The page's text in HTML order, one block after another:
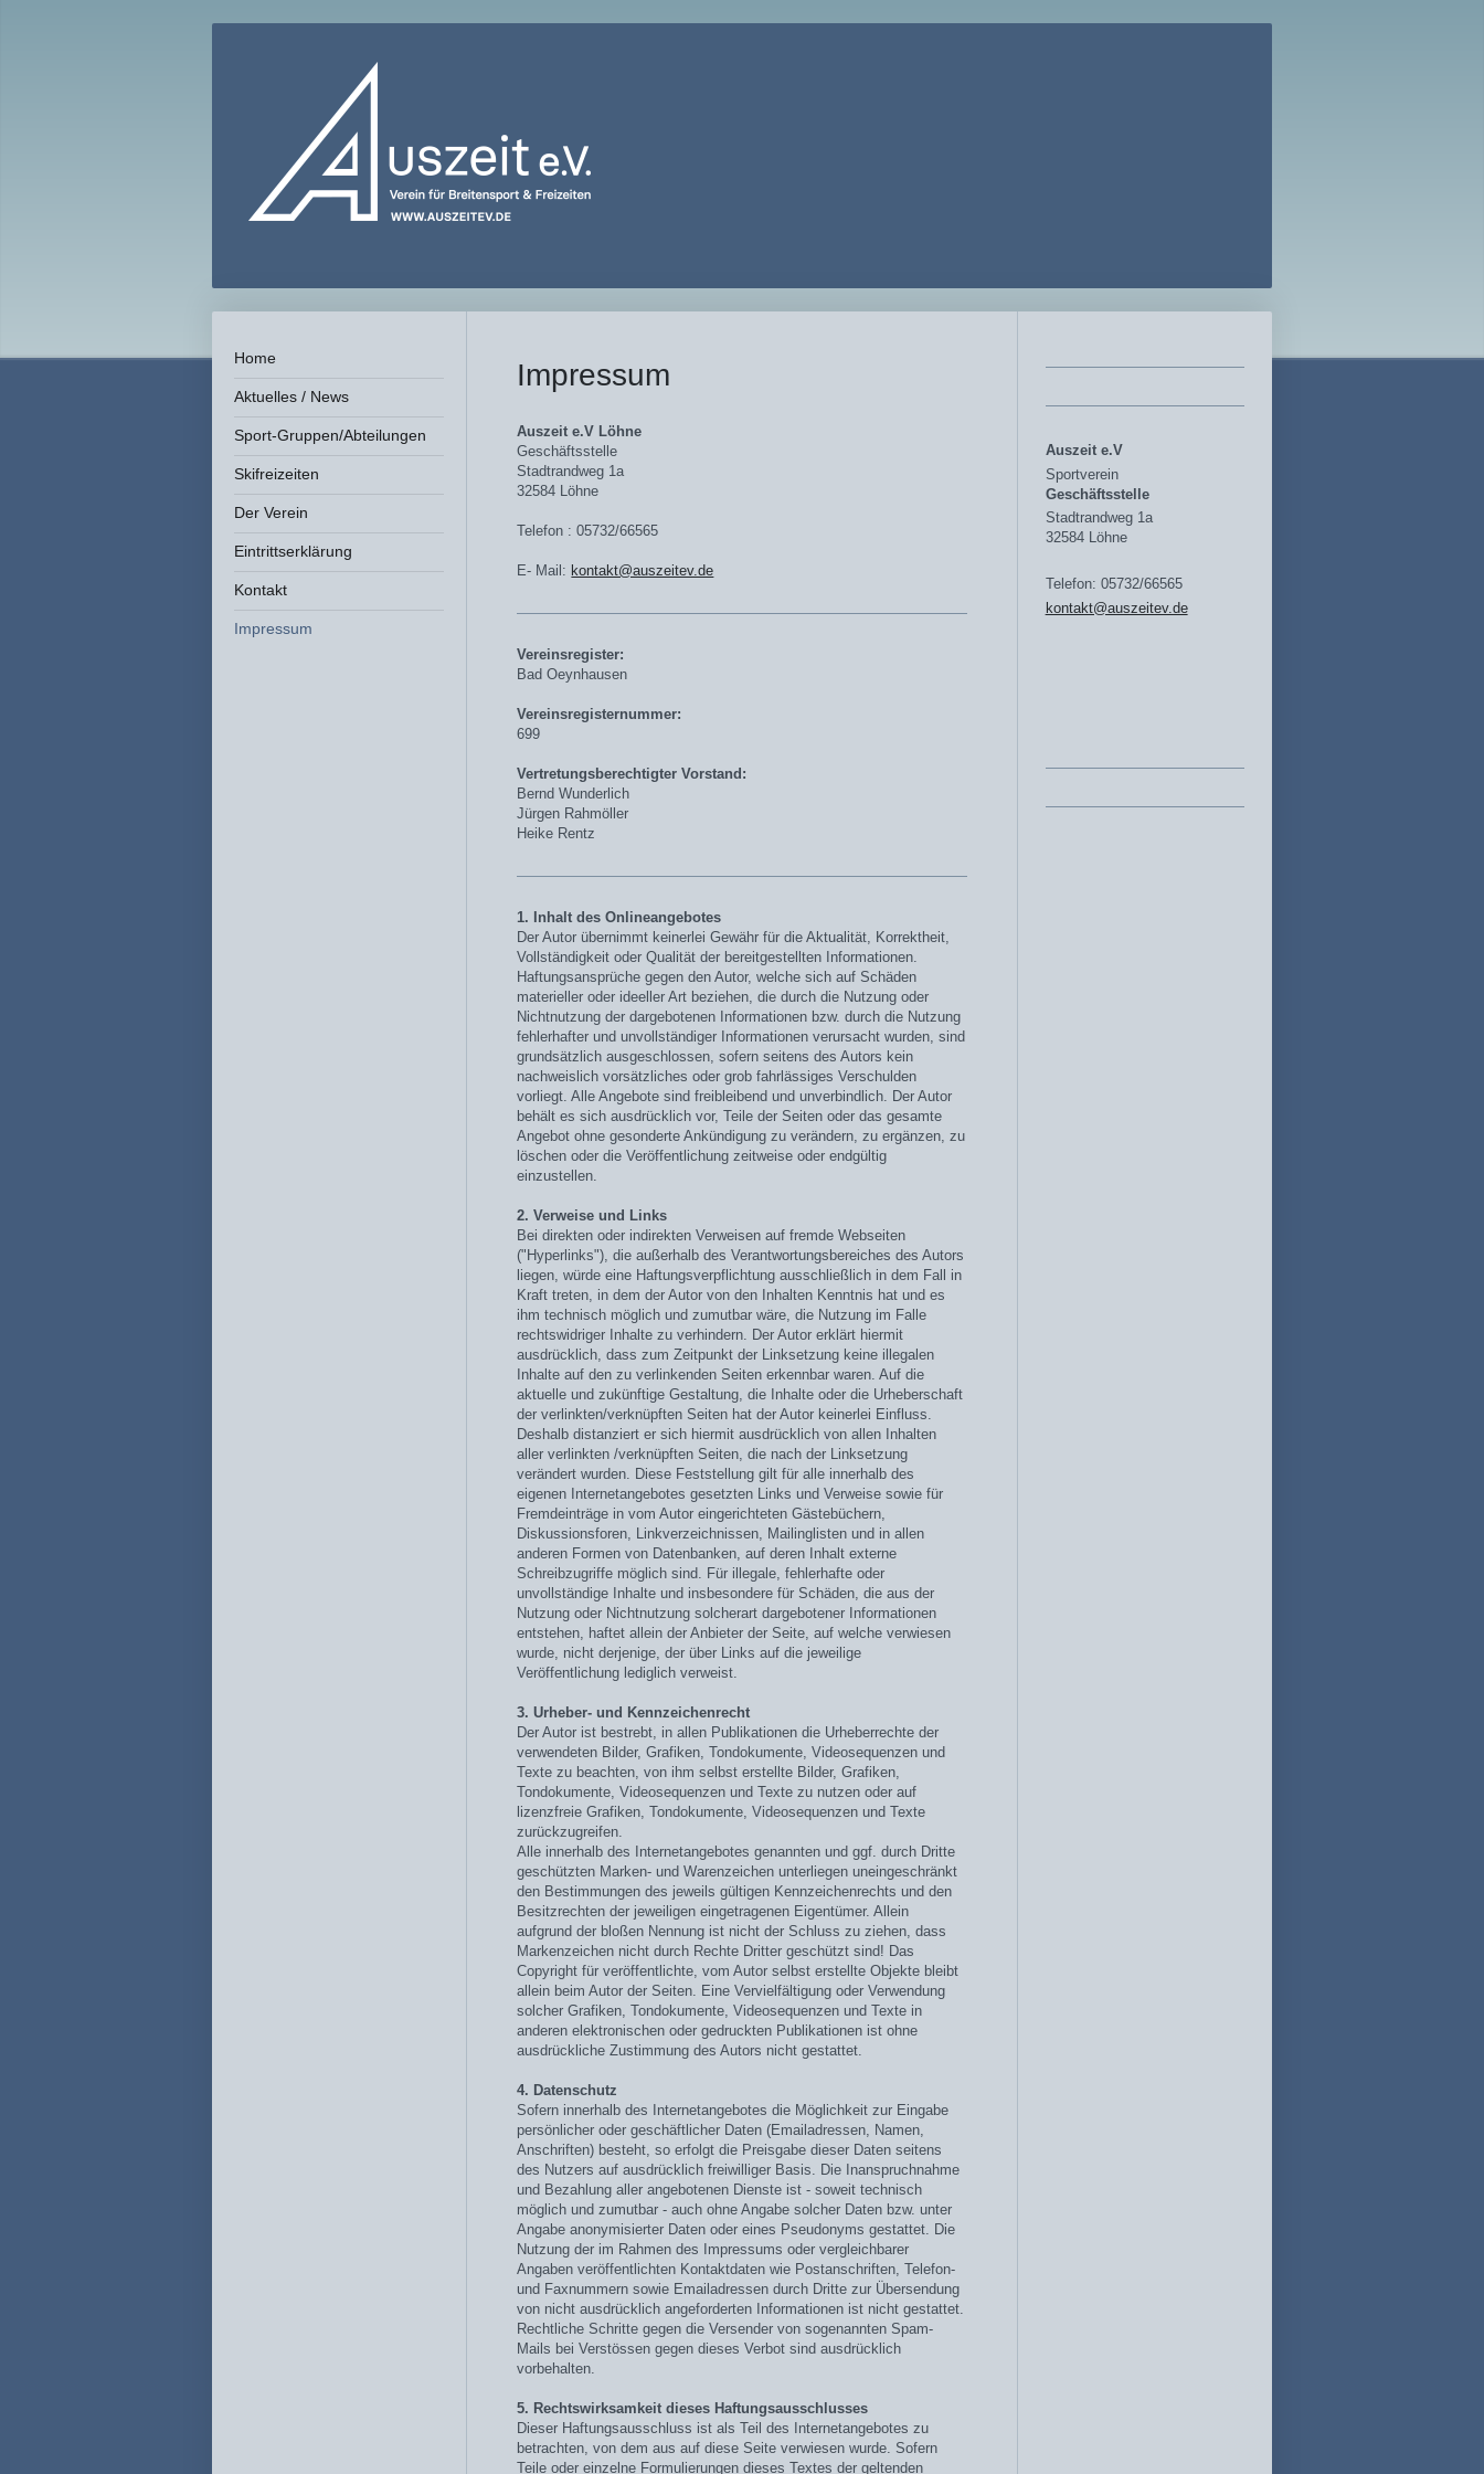
Home
Aktuelles / News
Sport-Gruppen/Abteilungen
Skifreizeiten
Der Verein
Eintrittserklärung
Kontakt
Impressum
Impressum
Auszeit e.V Löhne
Geschäftsstelle
Stadtrandweg 1a
32584 Löhne
Telefon : 05732/66565
E- Mail: kontakt@auszeitev.de
Vereinsregister:
Bad Oeynhausen
Vereinsregisternummer:
699
Vertretungsberechtigter Vorstand:
Bernd Wunderlich
Jürgen Rahmöller
Heike Rentz
1. Inhalt des Onlineangebotes
Der Autor übernimmt keinerlei Gewähr für die Aktualität, Korrektheit,
Vollständigkeit oder Qualität der bereitgestellten Informationen.
Haftungsansprüche gegen den Autor, welche sich auf Schäden
materieller oder ideeller Art beziehen, die durch die Nutzung oder
Nichtnutzung der dargebotenen Informationen bzw. durch die Nutzung
fehlerhafter und unvollständiger Informationen verursacht wurden, sind
grundsätzlich ausgeschlossen, sofern seitens des Autors kein
nachweislich vorsätzliches oder grob fahrlässiges Verschulden
vorliegt. Alle Angebote sind freibleibend und unverbindlich. Der Autor
behält es sich ausdrücklich vor, Teile der Seiten oder das gesamte
Angebot ohne gesonderte Ankündigung zu verändern, zu ergänzen, zu
löschen oder die Veröffentlichung zeitweise oder endgültig
einzustellen.
2. Verweise und Links
Bei direkten oder indirekten Verweisen auf fremde Webseiten
("Hyperlinks"), die außerhalb des Verantwortungsbereiches des Autors
liegen, würde eine Haftungsverpflichtung ausschließlich in dem Fall in
Kraft treten, in dem der Autor von den Inhalten Kenntnis hat und es
ihm technisch möglich und zumutbar wäre, die Nutzung im Falle
rechtswidriger Inhalte zu verhindern. Der Autor erklärt hiermit
ausdrücklich, dass zum Zeitpunkt der Linksetzung keine illegalen
Inhalte auf den zu verlinkenden Seiten erkennbar waren. Auf die
aktuelle und zukünftige Gestaltung, die Inhalte oder die Urheberschaft
der verlinkten/verknüpften Seiten hat der Autor keinerlei Einfluss.
Deshalb distanziert er sich hiermit ausdrücklich von allen Inhalten
aller verlinkten /verknüpften Seiten, die nach der Linksetzung
verändert wurden. Diese Feststellung gilt für alle innerhalb des
eigenen Internetangebotes gesetzten Links und Verweise sowie für
Fremdeinträge in vom Autor eingerichteten Gästebüchern,
Diskussionsforen, Linkverzeichnissen, Mailinglisten und in allen
anderen Formen von Datenbanken, auf deren Inhalt externe
Schreibzugriffe möglich sind. Für illegale, fehlerhafte oder
unvollständige Inhalte und insbesondere für Schäden, die aus der
Nutzung oder Nichtnutzung solcherart dargebotener Informationen
entstehen, haftet allein der Anbieter der Seite, auf welche verwiesen
wurde, nicht derjenige, der über Links auf die jeweilige
Veröffentlichung lediglich verweist.
3. Urheber- und Kennzeichenrecht
Der Autor ist bestrebt, in allen Publikationen die Urheberrechte der
verwendeten Bilder, Grafiken, Tondokumente, Videosequenzen und
Texte zu beachten, von ihm selbst erstellte Bilder, Grafiken,
Tondokumente, Videosequenzen und Texte zu nutzen oder auf
lizenzfreie Grafiken, Tondokumente, Videosequenzen und Texte
zurückzugreifen.
Alle innerhalb des Internetangebotes genannten und ggf. durch Dritte
geschützten Marken- und Warenzeichen unterliegen uneingeschränkt
den Bestimmungen des jeweils gültigen Kennzeichenrechts und den
Besitzrechten der jeweiligen eingetragenen Eigentümer. Allein
aufgrund der bloßen Nennung ist nicht der Schluss zu ziehen, dass
Markenzeichen nicht durch Rechte Dritter geschützt sind! Das
Copyright für veröffentlichte, vom Autor selbst erstellte Objekte bleibt
allein beim Autor der Seiten. Eine Vervielfältigung oder Verwendung
solcher Grafiken, Tondokumente, Videosequenzen und Texte in
anderen elektronischen oder gedruckten Publikationen ist ohne
ausdrückliche Zustimmung des Autors nicht gestattet.
4. Datenschutz
Sofern innerhalb des Internetangebotes die Möglichkeit zur Eingabe
persönlicher oder geschäftlicher Daten (Emailadressen, Namen,
Anschriften) besteht, so erfolgt die Preisgabe dieser Daten seitens
des Nutzers auf ausdrücklich freiwilliger Basis. Die Inanspruchnahme
und Bezahlung aller angebotenen Dienste ist - soweit technisch
möglich und zumutbar - auch ohne Angabe solcher Daten bzw. unter
Angabe anonymisierter Daten oder eines Pseudonyms gestattet. Die
Nutzung der im Rahmen des Impressums oder vergleichbarer
Angaben veröffentlichten Kontaktdaten wie Postanschriften, Telefon-
und Faxnummern sowie Emailadressen durch Dritte zur Übersendung
von nicht ausdrücklich angeforderten Informationen ist nicht gestattet.
Rechtliche Schritte gegen die Versender von sogenannten Spam-
Mails bei Verstössen gegen dieses Verbot sind ausdrücklich
vorbehalten.
5. Rechtswirksamkeit dieses Haftungsausschlusses
Dieser Haftungsausschluss ist als Teil des Internetangebotes zu
betrachten, von dem aus auf diese Seite verwiesen wurde. Sofern
Teile oder einzelne Formulierungen dieses Textes der geltenden
Auszeit e.V
Sportverein
Geschäftsstelle
Stadtrandweg 1a
32584 Löhne
Telefon: 05732/66565
kontakt@auszeitev.de